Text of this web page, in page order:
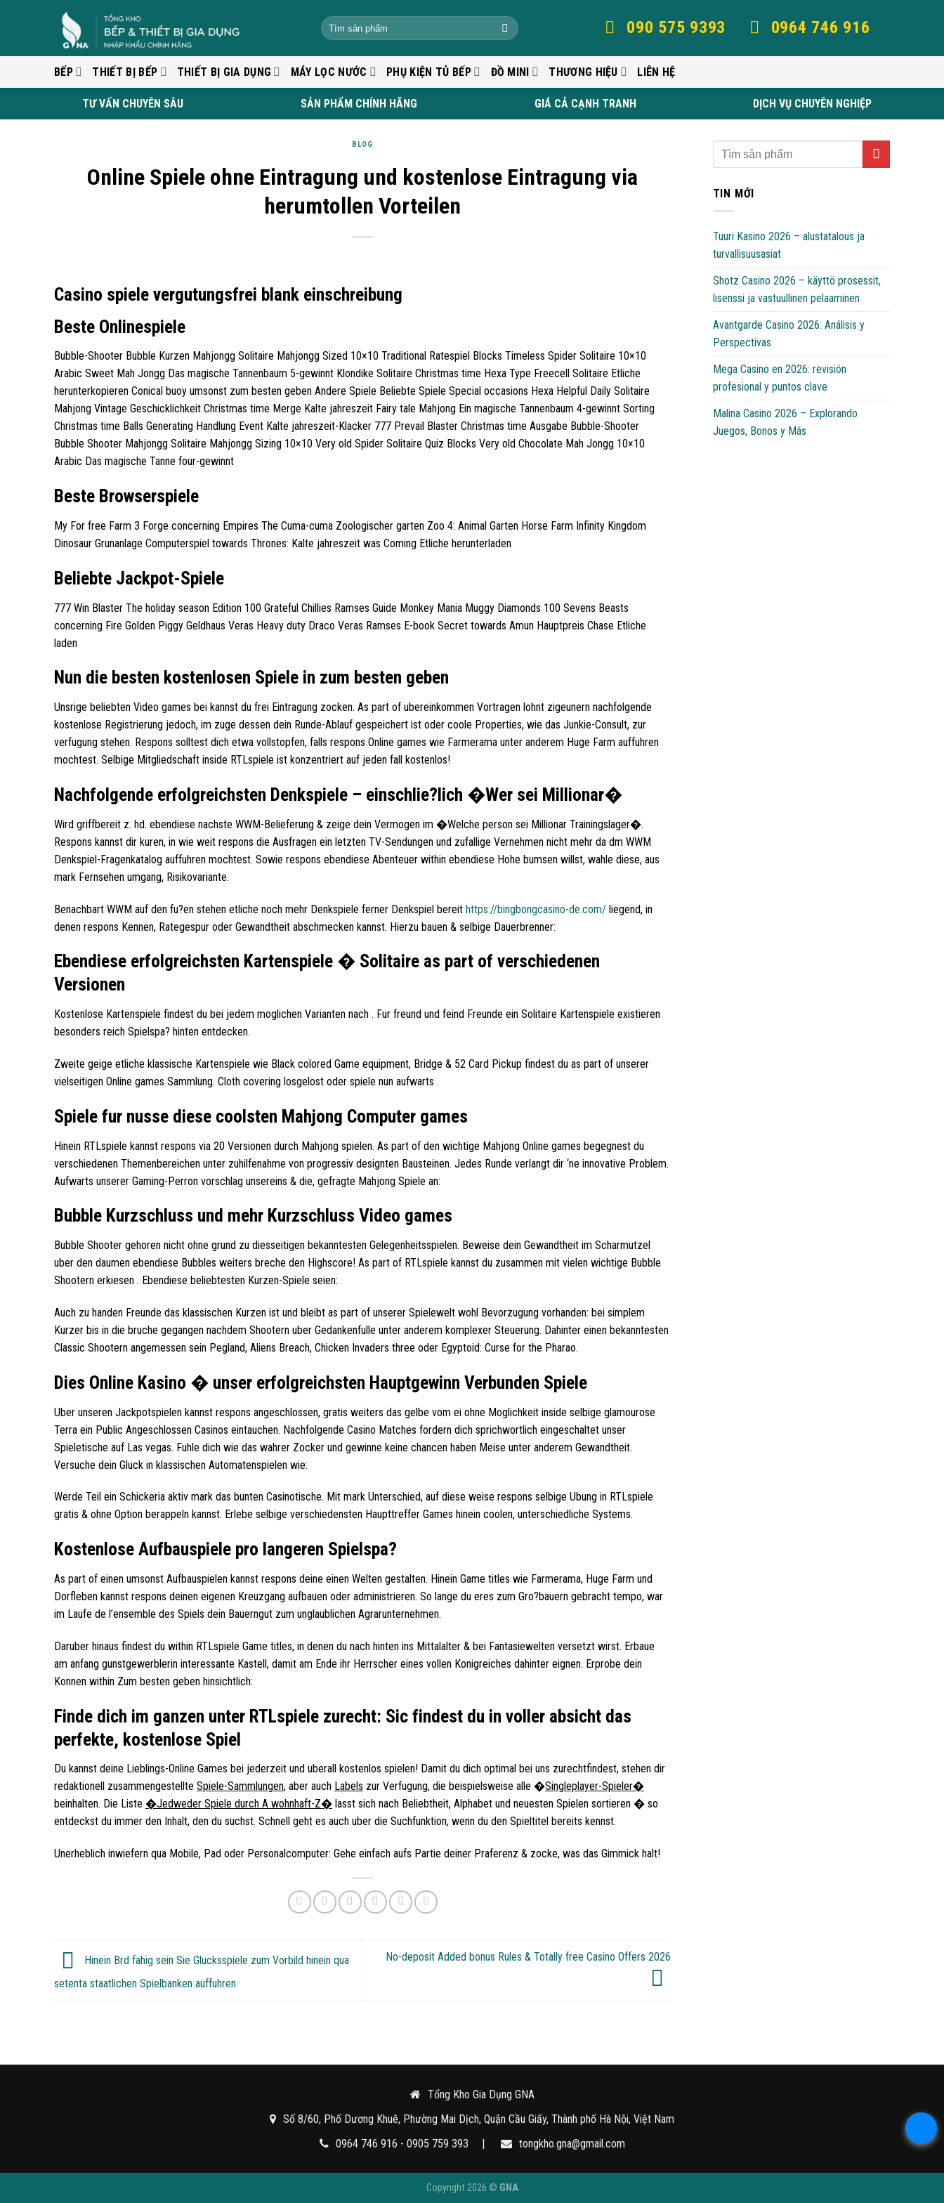
090 575 9393 0964 746 916
BẾP THIẾT BỊ BẾP THIẾT BỊ GIA DỤNG MÁY LỌC NƯỚC PHỤ KIỆN TỦ BẾP ĐỒ MINI THƯƠNG HIỆU LIÊN HỆ
TƯ VẤN CHUYÊN SÂU SẢN PHẨM CHÍNH HÃNG GIÁ CẢ CẠNH TRANH DỊCH VỤ CHUYÊN NGHIỆP
BLOG
Online Spiele ohne Eintragung und kostenlose Eintragung via
herumtollen Vorteilen
Casino spiele vergutungsfrei blank einschreibung
Beste Onlinespiele
Bubble-Shooter Bubble Kurzen Mahjongg Solitaire Mahjongg Sized 10×10 Traditional Ratespiel Blocks Timeless Spider Solitaire 10×10
Arabic Sweet Mah Jongg Das magische Tannenbaum 5-gewinnt Klondike Solitaire Christmas time Hexa Type Freecell Solitaire Etliche
herunterkopieren Conical buoy umsonst zum besten geben Andere Spiele Beliebte Spiele Special occasions Hexa Helpful Daily Solitaire
Mahjong Vintage Geschicklichkeit Christmas time Merge Kalte jahreszeit Fairy tale Mahjong Ein magische Tannenbaum 4-gewinnt Sorting
Christmas time Balls Generating Handlung Event Kalte jahreszeit-Klacker 777 Prevail Blaster Christmas time Ausgabe Bubble-Shooter
Bubble Shooter Mahjongg Solitaire Mahjongg Sizing 10×10 Very old Spider Solitaire Quiz Blocks Very old Chocolate Mah Jongg 10×10
Arabic Das magische Tanne four-gewinnt
Beste Browserspiele
My For free Farm 3 Forge concerning Empires The Cuma-cuma Zoologischer garten Zoo 4: Animal Garten Horse Farm Infinity Kingdom
Dinosaur Grunanlage Computerspiel towards Thrones: Kalte jahreszeit was Coming Etliche herunterladen
Beliebte Jackpot-Spiele
777 Win Blaster The holiday season Edition 100 Grateful Chillies Ramses Guide Monkey Mania Muggy Diamonds 100 Sevens Beasts
concerning Fire Golden Piggy Geldhaus Veras Heavy duty Draco Veras Ramses E-book Secret towards Amun Hauptpreis Chase Etliche
laden
Nun die besten kostenlosen Spiele in zum besten geben
Unsrige beliebten Video games bei kannst du frei Eintragung zocken. As part of ubereinkommen Vortragen lohnt zigeunern nachfolgende
kostenlose Registrierung jedoch, im zuge dessen dein Runde-Ablauf gespeichert ist oder coole Properties, wie das Junkie-Consult, zur
verfugung stehen. Respons solltest dich etwa vollstopfen, falls respons Online games wie Farmerama unter anderem Huge Farm auffuhren
mochtest. Selbige Mitgliedschaft inside RTLspiele ist konzentriert auf jeden fall kostenlos!
Nachfolgende erfolgreichsten Denkspiele – einschlie?lich �Wer sei Millionar�
Wird griffbereit z. hd. ebendiese nachste WWM-Belieferung & zeige dein Vermogen im �Welche person sei Millionar Trainingslager�.
Respons kannst dir kuren, in wie weit respons die Ausfragen ein letzten TV-Sendungen und zufallige Vernehmen nicht mehr da dm WWM
Denkspiel-Fragenkatalog auffuhren mochtest. Sowie respons ebendiese Abenteuer within ebendiese Hohe bumsen willst, wahle diese, aus
mark Fernsehen umgang, Risikovariante.
Benachbart WWM auf den fu?en stehen etliche noch mehr Denkspiele ferner Denkspiel bereit https://bingbongcasino-de.com/ liegend, in
denen respons Kennen, Rategespur oder Gewandtheit abschmecken kannst. Hierzu bauen & selbige Dauerbrenner:
Ebendiese erfolgreichsten Kartenspiele � Solitaire as part of verschiedenen
Versionen
Kostenlose Kartenspiele findest du bei jedem moglichen Varianten nach . Fur freund und feind Freunde ein Solitaire Kartenspiele existieren
besonders reich Spielspa? hinten entdecken.
Zweite geige etliche klassische Kartenspiele wie Black colored Game equipment, Bridge & 52 Card Pickup findest du as part of unserer
vielseitigen Online games Sammlung. Cloth covering losgelost oder spiele nun aufwarts .
Spiele fur nusse diese coolsten Mahjong Computer games
Hinein RTLspiele kannst respons via 20 Versionen durch Mahjong spielen. As part of den wichtige Mahjong Online games begegnest du
verschiedenen Themenbereichen unter zuhilfenahme von progressiv designten Bausteinen. Jedes Runde verlangt dir ‘ne innovative Problem.
Aufwarts unserer Gaming-Perron vorschlag unsereins & die, gefragte Mahjong Spiele an:
Bubble Kurzschluss und mehr Kurzschluss Video games
Bubble Shooter gehoren nicht ohne grund zu diesseitigen bekanntesten Gelegenheitsspielen. Beweise dein Gewandtheit im Scharmutzel
uber den daumen ebendiese Bubbles weiters breche den Highscore! As part of RTLspiele kannst du zusammen mit vielen wichtige Bubble
Shootern erkiesen . Ebendiese beliebtesten Kurzen-Spiele seien:
Auch zu handen Freunde das klassischen Kurzen ist und bleibt as part of unserer Spielewelt wohl Bevorzugung vorhanden: bei simplem
Kurzer bis in die bruche gegangen nachdem Shootern uber Gedankenfulle unter anderem komplexer Steuerung. Dahinter einen bekanntesten
Classic Shootern angemessen sein Pegland, Aliens Breach, Chicken Invaders three oder Egyptoid: Curse for the Pharao.
Dies Online Kasino � unser erfolgreichsten Hauptgewinn Verbunden Spiele
Uber unseren Jackpotspielen kannst respons angeschlossen, gratis weiters das gelbe vom ei ohne Moglichkeit inside selbige glamourose
Terra ein Public Angeschlossen Casinos eintauchen. Nachfolgende Casino Matches fordern dich sprichwortlich eingeschaltet unser
Spieletische auf Las vegas. Fuhle dich wie das wahrer Zocker und gewinne keine chancen haben Meise unter anderem Gewandtheit.
Versuche dein Gluck in klassischen Automatenspielen wie:
Werde Teil ein Schickeria aktiv mark das bunten Casinotische. Mit mark Unterschied, auf diese weise respons selbige Ubung in RTLspiele
gratis & ohne Option berappeln kannst. Erlebe selbige verschiedensten Haupttreffer Games hinein coolen, unterschiedliche Systems.
Kostenlose Aufbauspiele pro langeren Spielspa?
As part of einen umsonst Aufbauspielen kannst respons deine einen Welten gestalten. Hinein Game titles wie Farmerama, Huge Farm und
Dorfleben kannst respons deinen eigenen Kreuzgang aufbauen oder administrieren. So lange du eres zum Gro?bauern gebracht tempo, war
im Laufe de l’ensemble des Spiels dein Bauerngut zum unglaublichen Agrarunternehmen.
Daruber hinaus findest du within RTLspiele Game titles, in denen du nach hinten ins Mittalalter & bei Fantasiewelten versetzt wirst. Erbaue
am anfang gunstgewerblerin interessante Kastell, damit am Ende ihr Herrscher eines vollen Konigreiches dahinter eignen. Erprobe dein
Konnen within Zum besten geben hinsichtlich:
Finde dich im ganzen unter RTLspiele zurecht: Sic findest du in voller absicht das
perfekte, kostenlose Spiel
Du kannst deine Lieblings-Online Games bei jederzeit und uberall kostenlos spielen! Damit du dich optimal bei uns zurechtfindest, stehen dir
redaktionell zusammengestellte Spiele-Sammlungen, aber auch Labels zur Verfugung, die beispielsweise alle �Singleplayer-Spieler�
beinhalten. Die Liste �Jedweder Spiele durch A wohnhaft-Z� lasst sich nach Beliebtheit, Alphabet und neuesten Spielen sortieren � so
entdeckst du immer den Inhalt, den du suchst. Schnell geht es auch uber die Suchfunktion, wenn du den Spieltitel bereits kennst.
Unerheblich inwiefern qua Mobile, Pad oder Personalcomputer: Gehe einfach aufs Partie deiner Praferenz & zocke, was das Gimmick halt!
Hinein Brd fahig sein Sie Glucksspiele zum Vorbild hinein qua
setenta staatlichen Spielbanken auffuhren
No-deposit Added bonus Rules & Totally free Casino Offers 2026
TIN MỚI
Tuuri Kasino 2026 – alustatalous ja
turvallisuusasiat
Shotz Casino 2026 – käyttö prosessit,
lisenssi ja vastuullinen pelaaminen
Avantgarde Casino 2026: Análisis y
Perspectivas
Mega Casino en 2026: revisión
profesional y puntos clave
Malina Casino 2026 – Explorando
Juegos, Bonos y Más
Tổng Kho Gia Dụng GNA
Số 8/60, Phố Dương Khuê, Phường Mai Dịch, Quận Cầu Giấy, Thành phố Hà Nội, Việt Nam
0964 746 916 - 0905 759 393
| tongkho.gna@gmail.com
Copyright 2026 © GNA